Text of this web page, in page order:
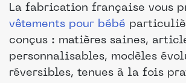
La fabrication française vous
vêtements pour bébé
conçus : matières saines,
personnalisables, modèles
réversibles, tenues à la fois